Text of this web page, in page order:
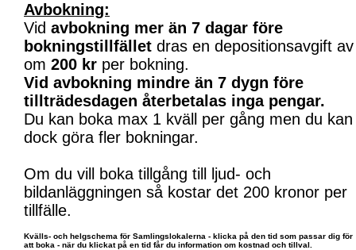
Avbokning:
Vid avbokning mer än 7 dagar före
bokningstillfället dras en depositionsavgift av
om 200 kr per bokning.
Vid avbokning mindre än 7 dygn före
tillträdesdagen återbetalas inga pengar.
Du kan boka max 1 kväll per gång men du kan
dock göra fler bokningar.
Om du vill boka tillgång till ljud- och
bildanläggningen så kostar det 200 kronor per
tillfälle.
Kvälls- och helgschema för Samlingslokalerna - klicka på den tid som passar dig för
att boka - när du klickat på en tid får du information om kostnad och tillval.